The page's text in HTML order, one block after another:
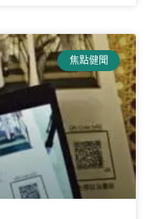
焦點健聞